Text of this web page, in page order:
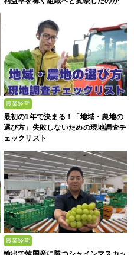
農業経営
最初の1年で決まる！「地域・農地の
選び方」失敗しないための現地調査チ
ェックリスト
農業経営